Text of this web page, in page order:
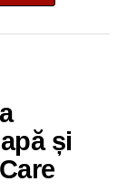
public este
telegestiune,
de orele
dacă nivelul
iluminatul
și